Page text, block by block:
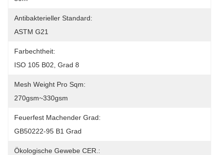
Antibakterieller Standard:
ASTM G21
Farbechtheit:
ISO 105 B02, Grad 8
Mesh Weight Pro Sqm:
270gsm~330gsm
Feuerfest Machender Grad:
GB50222-95 B1 Grad
Ökologische Gewebe CER.: